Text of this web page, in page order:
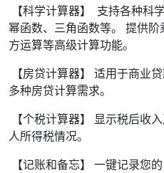
【科学计算器】 支持各种科
幂函数、三角函数等。 提供
方运算等高级计算功能。
【房贷计算器】 适用于商业
多种房贷计算需求。
【个税计算器】 显示税后收
人所得税情况。
【记账和备忘】 一键记录您